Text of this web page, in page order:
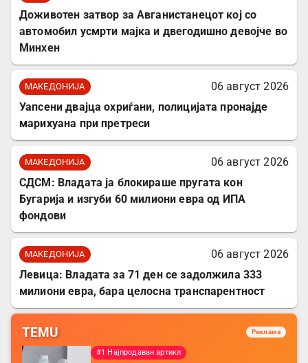
Доживотен затвор за Авганистанецот кој со
автомобил усмрти мајка и двегодишно девојче во
Минхен
МАКЕДОНИЈА
06 август 2026
Уапсени двајца охриѓани, полицијата пронајде
марихуана при претреси
МАКЕДОНИЈА
06 август 2026
СДСМ: Владата ја блокираше пругата кон
Бугарија и изгуби 60 милиони евра од ИПА
фондови
МАКЕДОНИЈА
06 август 2026
Левица: Владата за 71 ден се задолжила 333
милиони евра, бара целосна транспарентност
TEMU Реклама
#1 Најпродаван артикл